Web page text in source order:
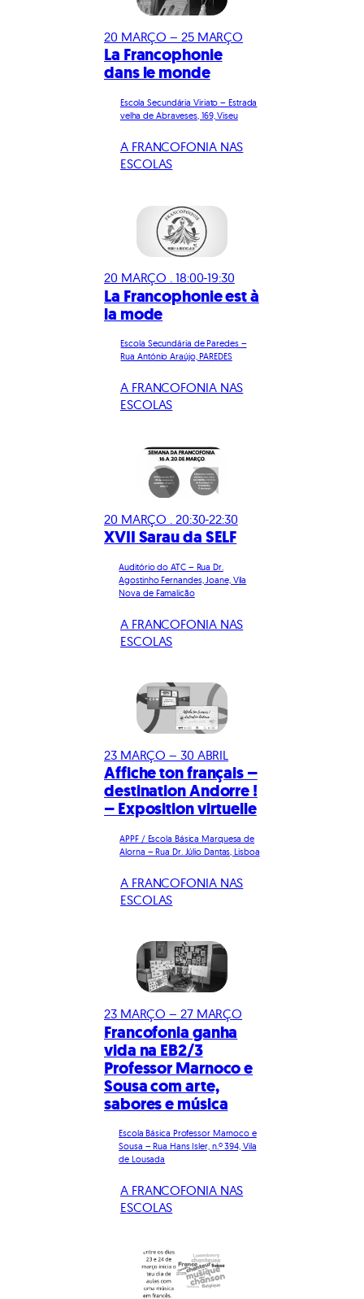
20 MARÇO – 25 MARÇO
La Francophonie
dans le monde
Escola Secundária Viriato – Estrada
velha de Abraveses, 169, Viseu
A FRANCOFONIA NAS
ESCOLAS
20 MARÇO . 18:00-19:30
La Francophonie est à
la mode
Escola Secundária de Paredes –
Rua António Araújo, PAREDES
A FRANCOFONIA NAS
ESCOLAS
20 MARÇO . 20:30-22:30
XVII Sarau da SELF
Auditório do ATC – Rua Dr.
Agostinho Fernandes, Joane, Vila
Nova de Famalicão
A FRANCOFONIA NAS
ESCOLAS
23 MARÇO – 30 ABRIL
Affiche ton français –
destination Andorre !
– Exposition virtuelle
APPF / Escola Básica Marquesa de
Alorna – Rua Dr. Júlio Dantas, Lisboa
A FRANCOFONIA NAS
ESCOLAS
23 MARÇO – 27 MARÇO
Francofonia ganha
vida na EB2/3
Professor Marnoco e
Sousa com arte,
sabores e música
Escola Básica Professor Marnoco e
Sousa – Rua Hans Isler, n.º 394, Vila
de Lousada
A FRANCOFONIA NAS
ESCOLAS